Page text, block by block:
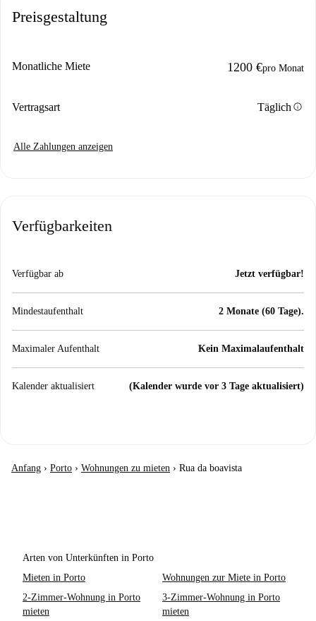
Preisgestaltung
Monatliche Miete 1200 €pro Monat
Vertragsart Täglichinfo
Alle Zahlungen anzeigen
Verfügbarkeiten
Verfügbar ab Jetzt verfügbar!
Mindestaufenthalt 2 Monate (60 Tage).
Maximaler Aufenthalt Kein Maximalaufenthalt
Kalender aktualisiert (Kalender wurde vor 3 Tage aktualisiert)
Anfang › Porto › Wohnungen zu mieten › Rua da boavista
Arten von Unterkünften in Porto
Mieten in Porto
Wohnungen zur Miete in Porto
2-Zimmer-Wohnung in Porto
mieten
3-Zimmer-Wohnung in Porto
mieten